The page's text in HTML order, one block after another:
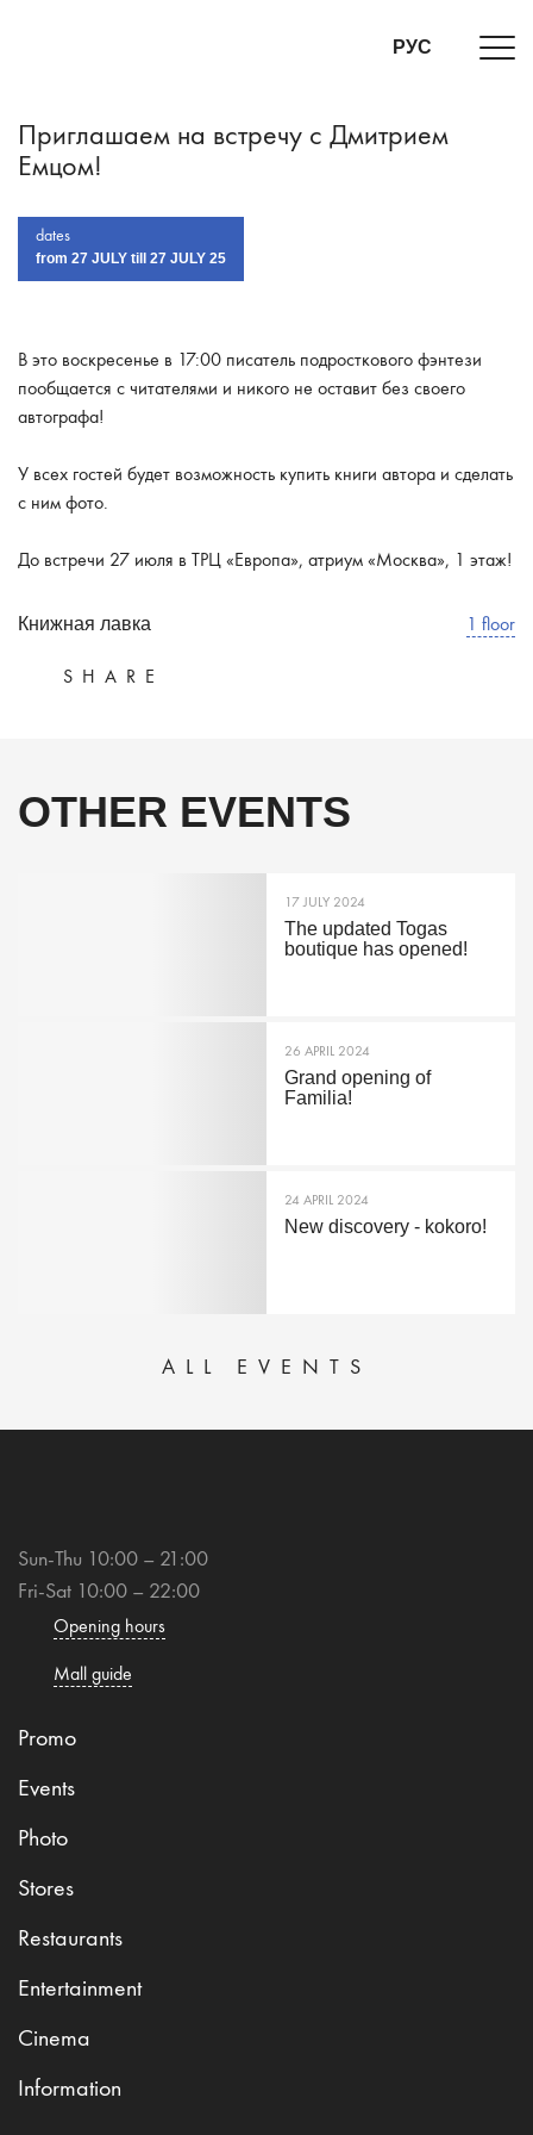
РУС
Приглашаем на встречу с Дмитрием
Емцом!
dates
from 27 JULY till 27 JULY 25
Книжная лавка 1 floor
SHARE
В это воскресенье в 17:00 писатель подросткового фэнтези
пообщается с читателями и никого не оставит без своего
автографа!
У всех гостей будет возможность купить книги автора и сделать
с ним фото.
До встречи 27 июля в ТРЦ «Европа», атриум «Москва», 1 этаж!
OTHER EVENTS
17 JULY 2024
The updated Togas
boutique has opened!
26 APRIL 2024
Grand opening of
Familia!
24 APRIL 2024
New discovery - kokoro!
ALL EVENTS
Sun-Thu 10:00 – 21:00
Fri-Sat 10:00 – 22:00
Opening hours
Mall guide
Promo
Events
Photo
Stores
Restaurants
Entertainment
Cinema
Information